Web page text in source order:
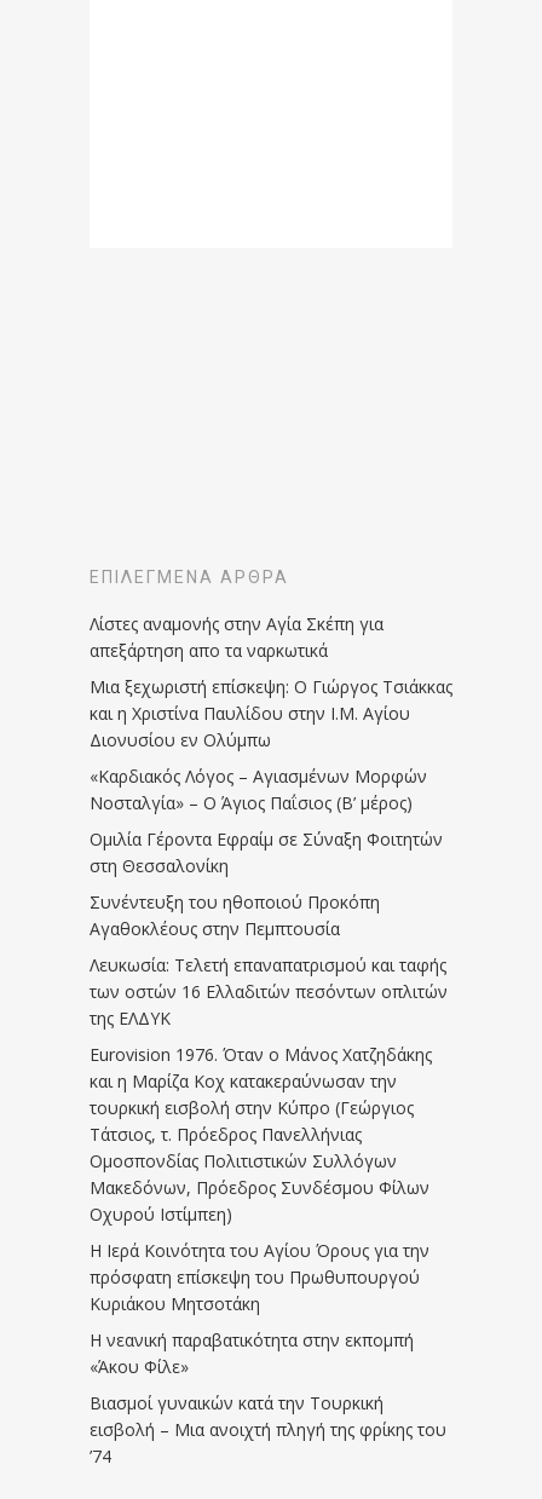
ΕΠΙΛΕΓΜΈΝΑ ΆΡΘΡΑ
Λίστες αναμονής στην Αγία Σκέπη για
απεξάρτηση απο τα ναρκωτικά
Μια ξεχωριστή επίσκεψη: Ο Γιώργος Τσιάκκας
και η Χριστίνα Παυλίδου στην Ι.Μ. Αγίου
Διονυσίου εν Ολύμπω
«Καρδιακός Λόγος – Αγιασμένων Μορφών
Νοσταλγία» – Ο Άγιος Παΐσιος (Β’ μέρος)
Ομιλία Γέροντα Εφραίμ σε Σύναξη Φοιτητών
στη Θεσσαλονίκη
Συνέντευξη του ηθοποιού Προκόπη
Αγαθοκλέους στην Πεμπτουσία
Λευκωσία: Τελετή επαναπατρισμού και ταφής
των οστών 16 Ελλαδιτών πεσόντων οπλιτών
της ΕΛΔΥΚ
Eurovision 1976. Όταν ο Μάνος Χατζηδάκης
και η Μαρίζα Κοχ κατακεραύνωσαν την
τουρκική εισβολή στην Κύπρο (Γεώργιος
Τάτσιος, τ. Πρόεδρος Πανελλήνιας
Ομοσπονδίας Πολιτιστικών Συλλόγων
Μακεδόνων, Πρόεδρος Συνδέσμου Φίλων
Οχυρού Ιστίμπεη)
Η Ιερά Κοινότητα του Αγίου Όρους για την
πρόσφατη επίσκεψη του Πρωθυπουργού
Κυριάκου Μητσοτάκη
Η νεανική παραβατικότητα στην εκπομπή
«Άκου Φίλε»
Βιασμοί γυναικών κατά την Τουρκική
εισβολή – Μια ανοιχτή πληγή της φρίκης του
’74